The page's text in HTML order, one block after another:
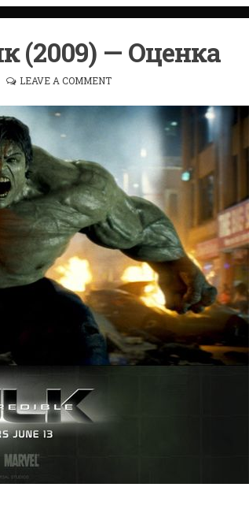
(2009) — Оценка
LEAVE A COMMENT